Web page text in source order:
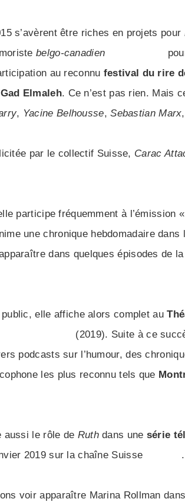
s’avèrent être riches en projets pour
belgo-canadien
au reconnu festival du rire
Gad Elmaleh. Ce n’est pas rien. Mais
, Yacine Belhousse,Sebastian Marx
par le collectif Suisse, Carac
participe fréquemment à l’émission «
une chronique hebdomadaire dans
dans quelques épisodes de
elle affiche alors complet au
(2019). Suite à ce
podcasts sur l’humour, des
les plus reconnu tels que
aussi le rôle de Ruthdans une série
2019 sur la chaîne Suisse
.
voir apparaître Marina Rollman